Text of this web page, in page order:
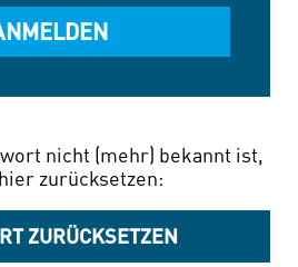
nicht (mehr) bekannt ist,
zurücksetzen:
ZURÜCKSETZEN